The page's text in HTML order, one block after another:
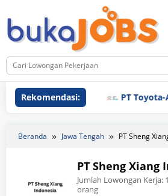
ke
konten
Rekomendasi: PT Toyota-
Beranda Jawa Tengah PT Sheng
PT Sheng Xiang
Jumlah Lowongan Kerja: 1
orang